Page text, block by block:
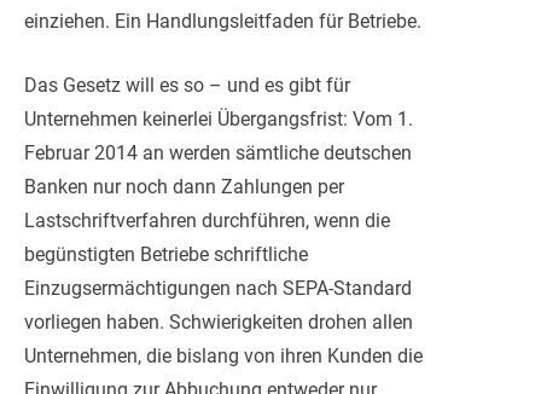
einziehen. Ein Handlungsleitfaden für Betriebe.
Das Gesetz will es so – und es gibt für
Unternehmen keinerlei Übergangsfrist: Vom 1.
Februar 2014 an werden sämtliche deutschen
Banken nur noch dann Zahlungen per
Lastschriftverfahren durchführen, wenn die
begünstigten Betriebe schriftliche
Einzugsermächtigungen nach SEPA-Standard
vorliegen haben. Schwierigkeiten drohen allen
Unternehmen, die bislang von ihren Kunden die